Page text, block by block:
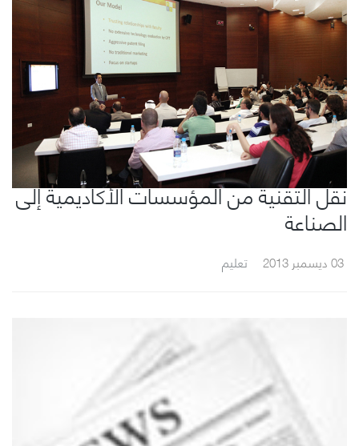
نقل التقنية من المؤسسات الأكاديمية إلى
الصناعة
03 ديسمبر 2013 تعليم